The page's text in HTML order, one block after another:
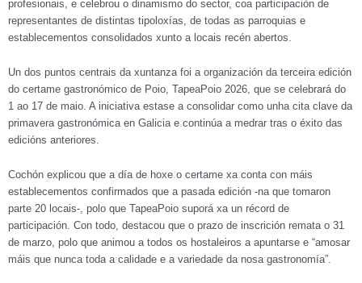
profesionais, e celebrou o dinamismo do sector, coa participación de
representantes de distintas tipoloxías, de todas as parroquias e
establecementos consolidados xunto a locais recén abertos.
Un dos puntos centrais da xuntanza foi a organización da terceira edición
do certame gastronómico de Poio, TapeaPoio 2026, que se celebrará do
1 ao 17 de maio. A iniciativa estase a consolidar como unha cita clave da
primavera gastronómica en Galicia e continúa a medrar tras o éxito das
edicións anteriores.
Cochón explicou que a día de hoxe o certame xa conta con máis
establecementos confirmados que a pasada edición -na que tomaron
parte 20 locais-, polo que TapeaPoio suporá xa un récord de
participación. Con todo, destacou que o prazo de inscrición remata o 31
de marzo, polo que animou a todos os hostaleiros a apuntarse e “amosar
máis que nunca toda a calidade e a variedade da nosa gastronomía”.